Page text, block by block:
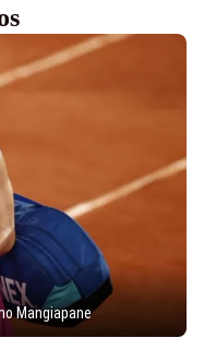
Mangiapane